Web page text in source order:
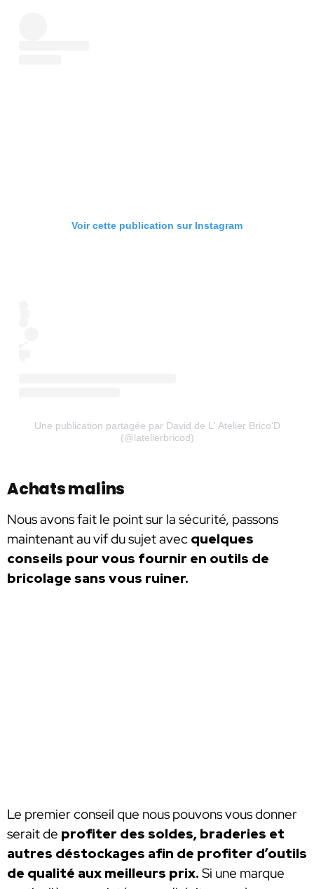
Voir cette publication sur Instagram
Une publication partagée par David de L' Atelier Brico'D
(@latelierbricod)
Achats malins
Nous avons fait le point sur la sécurité, passons
maintenant au vif du sujet avec quelques
conseils pour vous fournir en outils de
bricolage sans vous ruiner.
Le premier conseil que nous pouvons vous donner
serait de profiter des soldes, braderies et
autres déstockages afin de profiter d’outils
de qualité aux meilleurs prix. Si une marque